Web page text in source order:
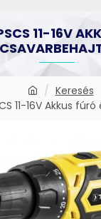
Keresés
11-16V Akkus
11-16V